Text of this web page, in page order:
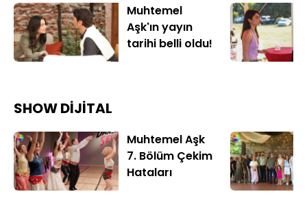
Muhtemel
Aşk'ın yayın
tarihi belli oldu!
SHOW DİJİTAL
Muhtemel Aşk
7. Bölüm Çekim
Hataları